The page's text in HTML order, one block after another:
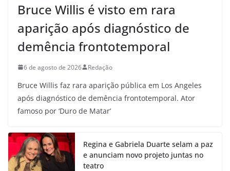
Bruce Willis é visto em rara
aparição após diagnóstico de
demência frontotemporal
6 de agosto de 2026 Redação
Bruce Willis faz rara aparição pública em Los Angeles
após diagnóstico de demência frontotemporal. Ator
famoso por ‘Duro de Matar’
Regina e Gabriela Duarte selam a paz
e anunciam novo projeto juntas no
teatro